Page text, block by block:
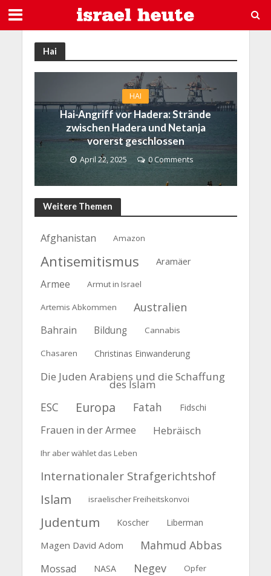
Hai
HAI
Hai-Angriff vor Hadera: Strände
zwischen Hadera und Netanja
vorerst geschlossen
April 22, 2025 0 Comments
Weitere Themen
Afghanistan Amazon
Antisemitismus Aramäer
Armee Armut in Israel
Artemis Abkommen Australien
Bahrain Bildung Cannabis
Chasaren Christinas Einwanderung
Die Juden Arabiens und die Schaffung
des Islam
ESC Europa Fatah Fidschi
Frauen in der Armee Hebräisch
Ihr aber wählet das Leben
Internationaler Strafgerichtshof
Islam israelischer Freiheitskonvoi
Judentum Koscher Liberman
Magen David Adom Mahmud Abbas
Mossad NASA Negev Opfer